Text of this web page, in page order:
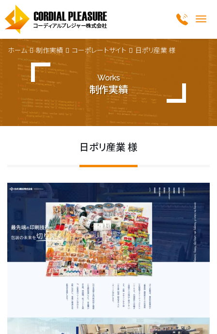
ホーム 制作実績 コーポレートサイト 日ポリ産業 様
Works
制作実績
日ポリ産業 様